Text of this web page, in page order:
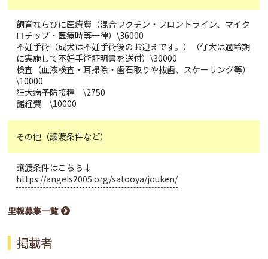
飼育ならびに医療費（混合ワクチン・フロントライン、マイク
ロチップ・医療時等一律）\36000
不妊手術（成犬は不妊手術後のお迎えです。）（仔犬は適齢期
に実施して不妊手術証明書を送付）\30000
検査（血液検査・耳掃除・歯石取りや抜歯、スケーリング等）
\10000
狂犬病予防接種 \2750
諸経費 \10000
その他（譲渡条件など）
譲渡条件はこちら↓
https://angels2005.org/satooya/jouken/
里親募集一覧
掲載者